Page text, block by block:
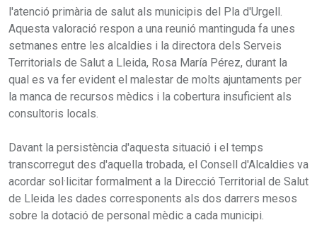
l'atenció primària de salut als municipis del Pla d'Urgell.
Aquesta valoració respon a una reunió mantinguda fa unes
setmanes entre les alcaldies i la directora dels Serveis
Territorials de Salut a Lleida, Rosa María Pérez, durant la
qual es va fer evident el malestar de molts ajuntaments per
la manca de recursos mèdics i la cobertura insuficient als
consultoris locals.
Davant la persistència d'aquesta situació i el temps
transcorregut des d'aquella trobada, el Consell d'Alcaldies va
acordar sol·licitar formalment a la Direcció Territorial de Salut
de Lleida les dades corresponents als dos darrers mesos
sobre la dotació de personal mèdic a cada municipi.